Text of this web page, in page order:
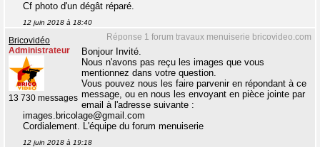
Cf photo d'un dégât réparé.
12 juin 2018 à 18:40
Réponse 1 forum travaux menuiserie bricovideo.com
Bricovidéo
Administrateur
13 730 messages
Bonjour Invité.
Nous n'avons pas reçu les images que vous
mentionnez dans votre question.
Vous pouvez nous les faire parvenir en répondant à ce
message, ou en nous les envoyant en pièce jointe par
email à l'adresse suivante :
images.bricolage@gmail.com
Cordialement. L'équipe du forum menuiserie
12 juin 2018 à 19:18